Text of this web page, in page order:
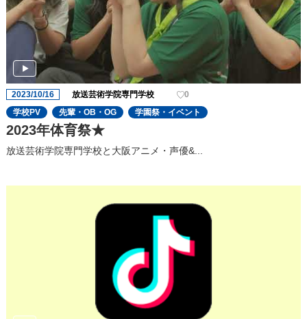
2023/10/16 放送芸術学院専門学校
0
学校PV
先輩・OB・OG 学園祭・イベント
2023年体育祭★
放送芸術学院専門学校と大阪アニメ・声優&...